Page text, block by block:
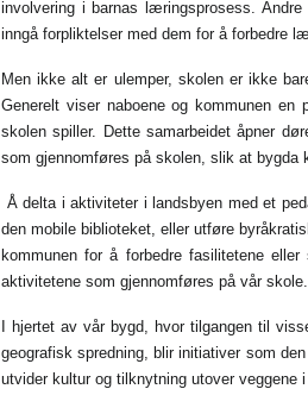
involvering i barnas læringsprosess.
inngå forpliktelser med dem for å forbedre
Men ikke alt er ulemper, skolen er ikke
Generelt viser naboene og kommunen
skolen spiller. Dette samarbeidet åpner
som gjennomføres på skolen, slik at bygda
Å delta i aktiviteter i landsbyen med et
den mobile biblioteket, eller utføre
kommunen for å forbedre fasilitetene
aktivitetene som gjennomføres på vår skole.
I hjertet av vår bygd, hvor tilgangen til
geografisk spredning, blir initiativer som
utvider kultur og tilknytning utover veggene